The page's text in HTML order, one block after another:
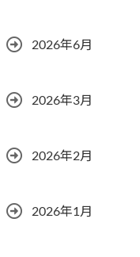
2026年6月
2026年3月
2026年2月
2026年1月